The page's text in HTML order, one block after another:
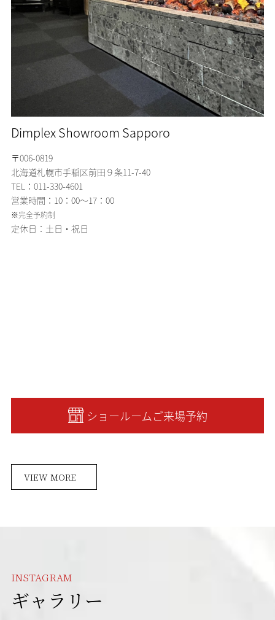
Dimplex Showroom Sapporo
〒006-0819
北海道札幌市手稲区前田９条11-7-40
TEL：011-330-4601
営業時間：10：00～17：00
※完全予約制
定休日：土日・祝日
ショールームご来場予約
VIEW MORE
INSTAGRAM
ギャラリー